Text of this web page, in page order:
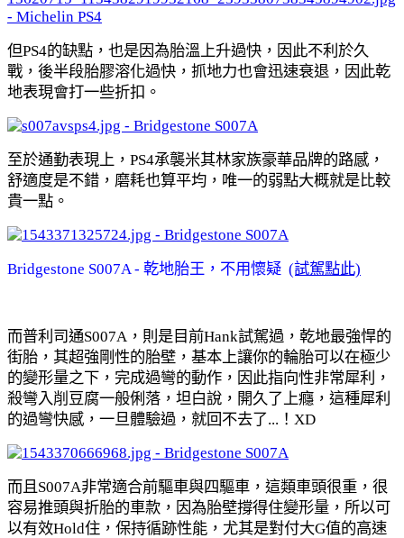
但PS4的缺點，也是因為胎溫上升過快，因此不利於久
戰，後半段胎膠溶化過快，抓地力也會迅速衰退，因此乾
地表現會打一些折扣。
至於通勤表現上，PS4承襲米其林家族豪華品牌的路感，
舒適度是不錯，磨耗也算平均，唯一的弱點大概就是比較
貴一點。
Bridgestone S007A - 乾地胎王，不用懷疑 (試駕點此)
而普利司通S007A，則是目前Hank試駕過，乾地最強悍的
街胎，其超強剛性的胎壁，基本上讓你的輪胎可以在極少
的變形量之下，完成過彎的動作，因此指向性非常犀利，
殺彎入削豆腐一般俐落，坦白說，開久了上癮，這種犀利
的過彎快感，一旦體驗過，就回不去了...！XD
而且S007A非常適合前驅車與四驅車，這類車頭很重，很
容易推頭與折胎的車款，因為胎壁撐得住變形量，所以可
以有效Hold住，保持循跡性能，尤其是對付大G值的高速